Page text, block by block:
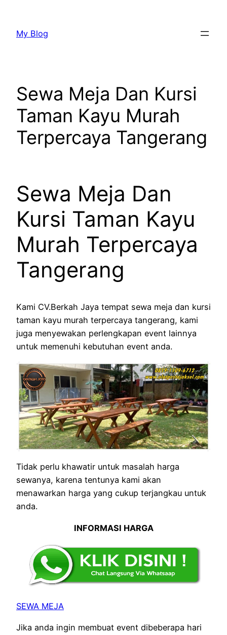
konten
My Blog
Sewa Meja Dan Kursi
Taman Kayu Murah
Terpercaya Tangerang
Sewa Meja Dan
Kursi Taman Kayu
Murah Terpercaya
Tangerang
Kami CV.Berkah Jaya tempat sewa meja dan kursi
taman kayu murah terpercaya tangerang, kami
juga menyewakan perlengkapan event lainnya
untuk memenuhi kebutuhan event anda.
Tidak perlu khawatir untuk masalah harga
sewanya, karena tentunya kami akan
menawarkan harga yang cukup terjangkau untuk
anda.
INFORMASI HARGA
SEWA MEJA
Jika anda ingin membuat event dibeberapa hari